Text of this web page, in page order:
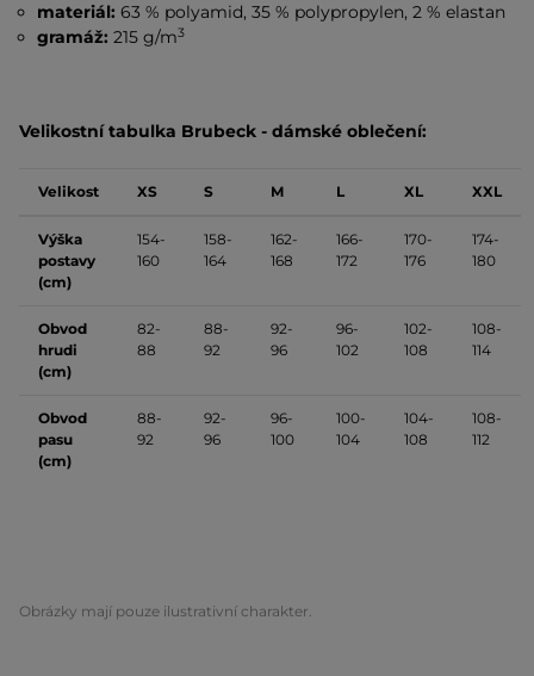
materiál: 63 % polyamid, 35 % polypropylen, 2 % elastan
gramáž: 215 g/m3
Velikostní tabulka Brubeck - dámské oblečení:
Velikost XS S M L XL XXL
Výška
postavy
(cm)
154-
160
158-
164
162-
168
166-
172
170-
176
174-
180
Obvod
hrudi
(cm)
82-
88
88-
92
92-
96
96-
102
102-
108
108-
114
Obvod
pasu
(cm)
88-
92
92-
96
96-
100
100-
104
104-
108
108-
112
Obrázky mají pouze ilustrativní charakter.